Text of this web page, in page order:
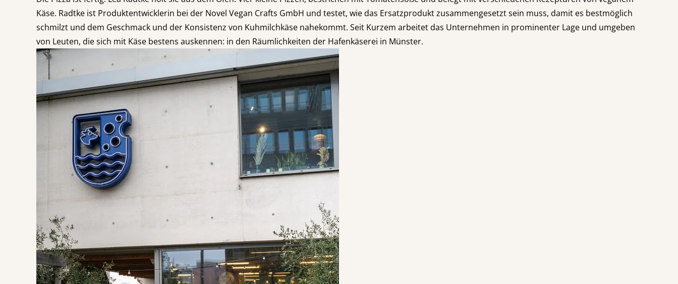
Käse. Radtke ist Produktentwicklerin bei der Novel Vegan Crafts GmbH und testet, wie das Ersatzprodukt zusammengesetzt sein muss, damit es bestmöglich
schmilzt und dem Geschmack und der Konsistenz von Kuhmilchkäse nahekommt. Seit Kurzem arbeitet das Unternehmen in prominenter Lage und umgeben
von Leuten, die sich mit Käse bestens auskennen: in den Räumlichkeiten der Hafenkäserei in Münster.